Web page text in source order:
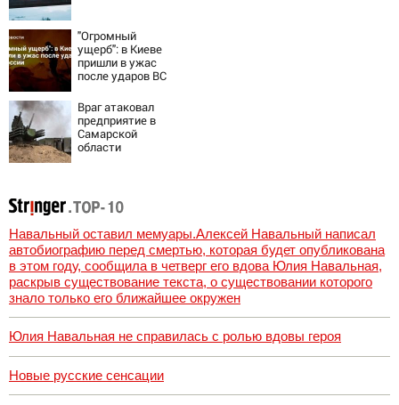
"Огромный
ущерб": в Киеве
пришли в ужас
после ударов ВС
Враг атаковал
предприятие в
Самарской
области
Навальный оставил мемуары.Алексей Навальный написал
автобиографию перед смертью, которая будет опубликована
в этом году, сообщила в четверг его вдова Юлия Навальная,
раскрыв существование текста, о существовании которого
знало только его ближайшее окружен
Юлия Навальная не справилась с ролью вдовы героя
Новые русские сенсации